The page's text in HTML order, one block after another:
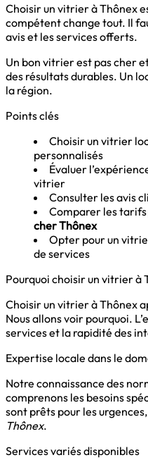
Choisir un vitrier à Thônex
compétent change tout. Il
avis et les services offerts.
Un bon vitrier est pas cher
des résultats durables. Un
la région.
Points clés
Choisir un vitrier
personnalisés
Évaluer
vitrier
Consulter les avis
Comparer les tarifs
cher Thônex
Opter pour un
de services
Pourquoi choisir un vitrier à
Choisir un vitrier à Thônex
Nous allons voir pourquoi.
services et la rapidité des
Expertise locale dans le
Notre connaissance des
comprenons les besoins
sont prêts pour les
Thônex.
Services variés disponibles